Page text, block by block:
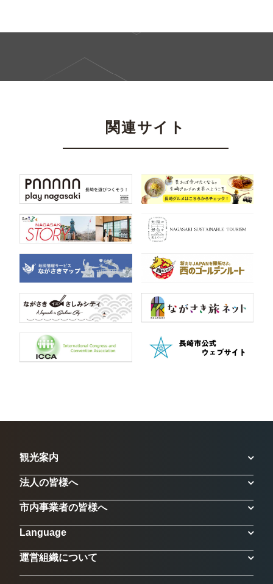
関連サイト
観光案内
法人の皆様へ
市内事業者の皆様へ
Language
運営組織について